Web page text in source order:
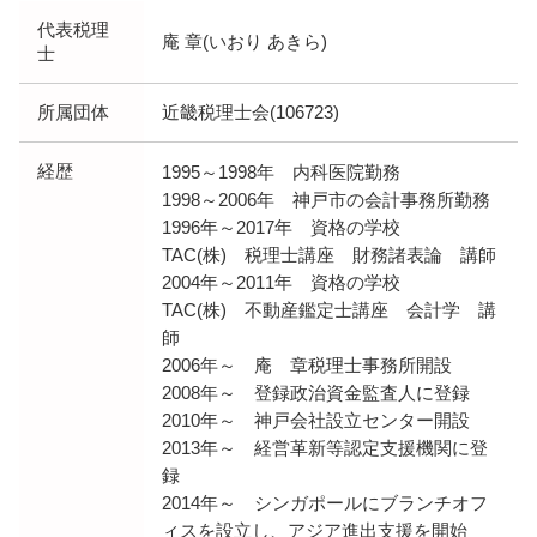
代表税理
士
庵 章(いおり あきら)
所属団体 近畿税理士会(106723)
経歴
1995～1998年 内科医院勤務
1998～2006年 神戸市の会計事務所勤務
1996年～2017年 資格の学校
TAC(株) 税理士講座 財務諸表論 講師
2004年～2011年 資格の学校
TAC(株) 不動産鑑定士講座 会計学 講
師
2006年～ 庵 章税理士事務所開設
2008年～ 登録政治資金監査人に登録
2010年～ 神戸会社設立センター開設
2013年～ 経営革新等認定支援機関に登
録
2014年～ シンガポールにブランチオフ
ィスを設立し、アジア進出支援を開始